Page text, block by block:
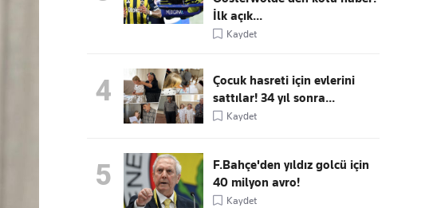
İlk açık...
Kaydet
4
Çocuk hasreti için evlerini
sattılar! 34 yıl sonra...
Kaydet
5
F.Bahçe'den yıldız golcü için
40 milyon avro!
Kaydet